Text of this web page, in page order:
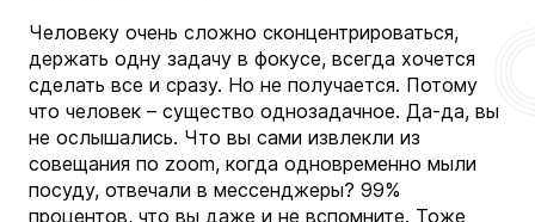
Человеку очень сложно сконцентрироваться,
держать одну задачу в фокусе, всегда хочется
сделать все и сразу. Но не получается. Потому
что человек – существо однозадачное. Да-да, вы
не ослышались. Что вы сами извлекли из
совещания по zoom, когда одновременно мыли
посуду, отвечали в мессенджеры? 99%
процентов, что вы даже и не вспомните. Тоже